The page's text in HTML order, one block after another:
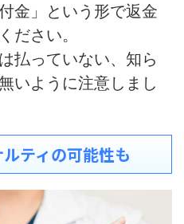
金」という形で返金
ださい。
払っていない、知ら
いように注意しまし
ティの可能性も